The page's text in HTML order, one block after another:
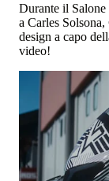
Durante il
a Carles
design a capo
video!